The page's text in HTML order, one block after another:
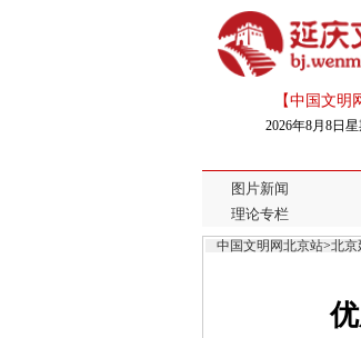
【中国文明
2026年8月8日
图片新闻
理论专栏
中国文明网北京站>北京